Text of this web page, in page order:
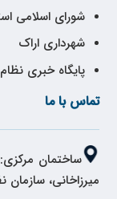
شورای اسلامی
شهرداری اراک
پایگاه خبری
تماس با ما
ساختمان
میرزاخانی،